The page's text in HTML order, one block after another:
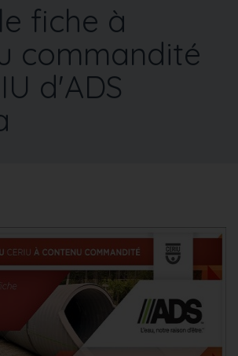
fiche à
commandité
d'ADS